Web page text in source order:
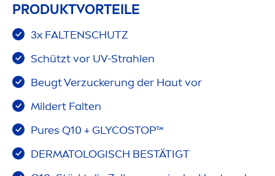
PRODUKTVORTEILE
3x FALTENSCHUTZ
Schützt vor UV-Strahlen
Beugt Verzuckerung der Haut vor
Mildert Falten
Pures Q10 + GLYCOSTOP™
DERMATOLOGISCH BESTÄTIGT